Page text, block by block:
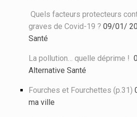
Quels facteurs protecteurs
graves de Covid-19 ? 09/01/
Santé
La pollution… quelle déprime !
Alternative Santé
Fourches et Fourchettes (p.31)
ma ville